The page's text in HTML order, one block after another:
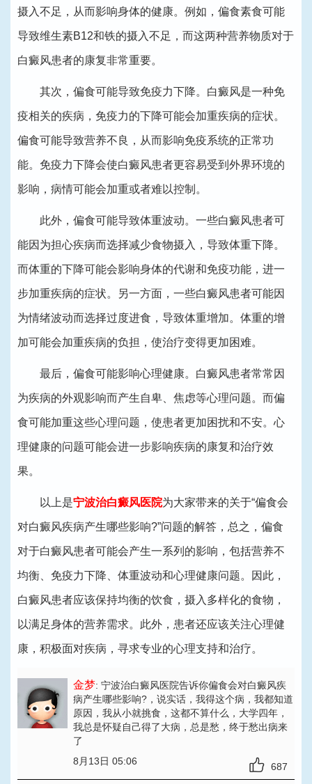
摄入不足，从而影响身体的健康。例如，偏食素食可能
导致维生素B12和铁的摄入不足，而这两种营养物质对于
白癜风患者的康复非常重要。
其次，偏食可能导致免疫力下降。白癜风是一种免
疫相关的疾病，免疫力的下降可能会加重疾病的症状。
偏食可能导致营养不良，从而影响免疫系统的正常功
能。免疫力下降会使白癜风患者更容易受到外界环境的
影响，病情可能会加重或者难以控制。
此外，偏食可能导致体重波动。一些白癜风患者可
能因为担心疾病而选择减少食物摄入，导致体重下降。
而体重的下降可能会影响身体的代谢和免疫功能，进一
步加重疾病的症状。另一方面，一些白癜风患者可能因
为情绪波动而选择过度进食，导致体重增加。体重的增
加可能会加重疾病的负担，使治疗变得更加困难。
最后，偏食可能影响心理健康。白癜风患者常常因
为疾病的外观影响而产生自卑、焦虑等心理问题。而偏
食可能加重这些心理问题，使患者更加困扰和不安。心
理健康的问题可能会进一步影响疾病的康复和治疗效
果。
以上是宁波治白癜风医院为大家带来的关于“偏食会
对白癜风疾病产生哪些影响?”问题的解答，总之，偏食
对于白癜风患者可能会产生一系列的影响，包括营养不
均衡、免疫力下降、体重波动和心理健康问题。因此，
白癜风患者应该保持均衡的饮食，摄入多样化的食物，
以满足身体的营养需求。此外，患者还应该关注心理健
康，积极面对疾病，寻求专业的心理支持和治疗。
金梦: 宁波治白癜风医院告诉你偏食会对白癜风疾
病产生哪些影响?，说实话，我得这个病，我都知道
原因，我从小就挑食，这都不算什么，大学四年，
我总是怀疑自己得了大病，总是愁，终于愁出病来
了
8月13日 05:06
687